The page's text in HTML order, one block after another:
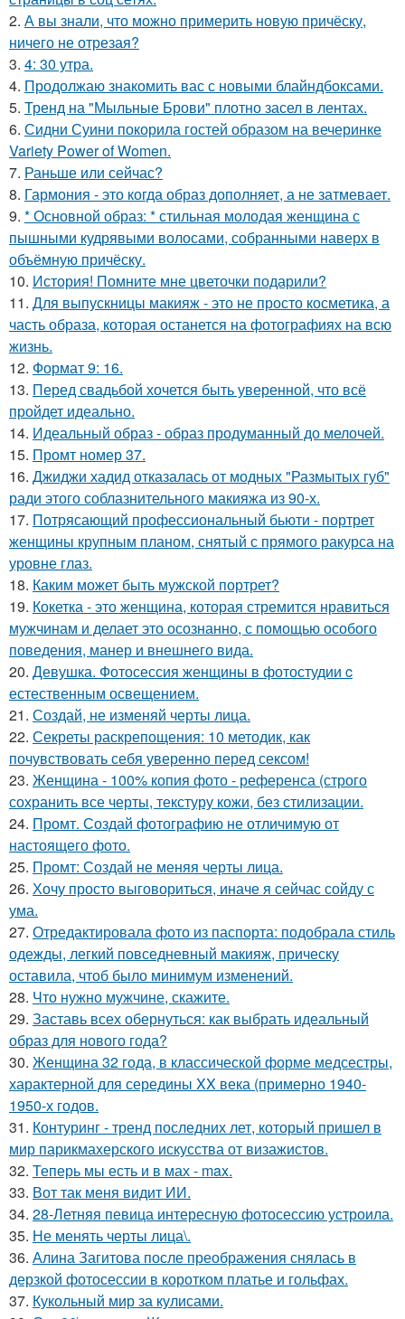
2. А вы знали, что можно примерить новую причёску,
ничего не отрезая?
3. 4: 30 утра.
4. Продолжаю знакомить вас с новыми блайндбоксами.
5. Тренд на "Мыльные Брови" плотно засел в лентах.
6. Сидни Суини покорила гостей образом на вечеринке
Variety Power of Women.
7. Раньше или сейчас?
8. Гармония - это когда образ дополняет, а не затмевает.
9. * Основной образ: * стильная молодая женщина с
пышными кудрявыми волосами, собранными наверх в
объёмную причёску.
10. История! Помните мне цветочки подарили?
11. Для выпускницы макияж - это не просто косметика, а
часть образа, которая останется на фотографиях на всю
жизнь.
12. Формат 9: 16.
13. Перед свадьбой хочется быть уверенной, что всё
пройдет идеально.
14. Идеальный образ - образ продуманный до мелочей.
15. Промт номер 37.
16. Джиджи хадид отказалась от модных "Размытых губ"
ради этого соблазнительного макияжа из 90-х.
17. Потрясающий профессиональный бьюти - портрет
женщины крупным планом, снятый с прямого ракурса на
уровне глаз.
18. Каким может быть мужской портрет?
19. Кокетка - это женщина, которая стремится нравиться
мужчинам и делает это осознанно, с помощью особого
поведения, манер и внешнего вида.
20. Девушка. Фотосессия женщины в фотостудии c
естественным освещением.
21. Создай, не изменяй черты лица.
22. Секреты раскрепощения: 10 методик, как
почувствовать себя уверенно перед сексом!
23. Женщина - 100% копия фото - референса (строго
сохранить все черты, текстуру кожи, без стилизации.
24. Промт. Создай фотографию не отличимую от
настоящего фото.
25. Промт: Создай не меняя черты лица.
26. Хочу просто выговориться, иначе я сейчас сойду с
ума.
27. Отредактировала фото из паспорта: подобрала стиль
одежды, легкий повседневный макияж, прическу
оставила, чтоб было минимум изменений.
28. Что нужно мужчине, скажите.
29. Заставь всех обернуться: как выбрать идеальный
образ для нового года?
30. Женщина 32 года, в классической форме медсестры,
характерной для середины XX века (примерно 1940-
1950-х годов.
31. Контуринг - тренд последних лет, который пришел в
мир парикмахерского искусства от визажистов.
32. Теперь мы есть и в мах - max.
33. Вот так меня видит ИИ.
34. 28-Летняя певица интересную фотосессию устроила.
35. Не менять черты лица\.
36. Алина Загитова после преображения снялась в
дерзкой фотосессии в коротком платье и гольфах.
37. Кукольный мир за кулисами.